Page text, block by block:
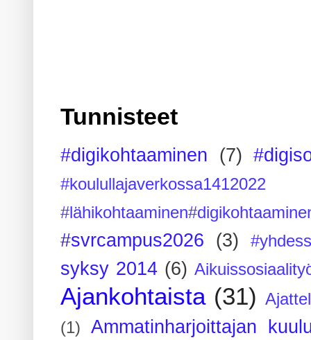
Tunnisteet
#digikohtaaminen (7)
#koulullajaverkossa1412022
#svrcampus2026 (3)
syksy 2014 (6)
Ajankohtaista (31)
(1)
Ammatinharjoittajan